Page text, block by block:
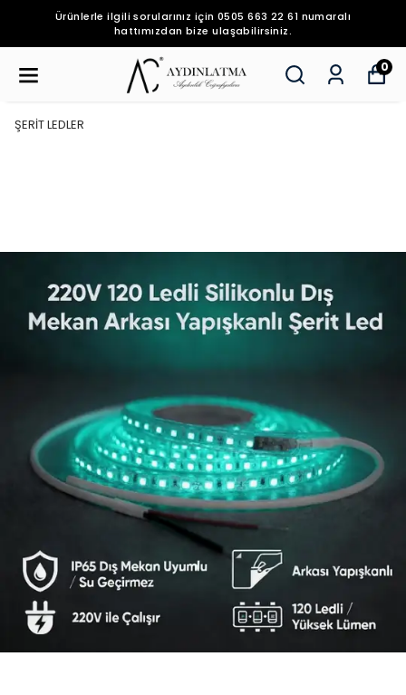
Ürünlerle ilgili sorularınız için 0505 663 22 61 numaralı
hattımızdan bize ulaşabilirsiniz.
0
ŞERİT LEDLER